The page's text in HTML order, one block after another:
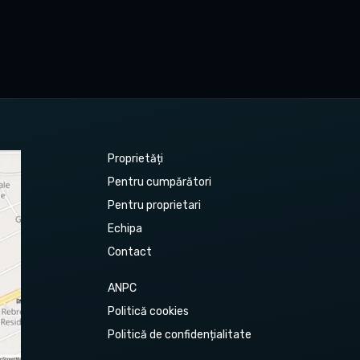
Proprietăți
Pentru cumpărători
Pentru proprietari
Echipa
Contact
ANPC
Politică cookies
Politică de confidențialitate